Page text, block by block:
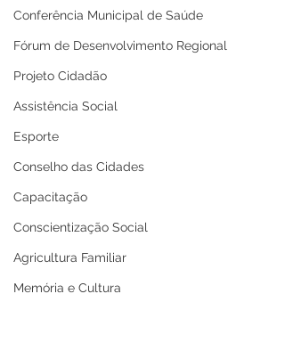
Conferência Municipal de Saúde
Fórum de Desenvolvimento Regional
Projeto Cidadão
Assistência Social
Esporte
Conselho das Cidades
Capacitação
Conscientização Social
Agricultura Familiar
Memória e Cultura